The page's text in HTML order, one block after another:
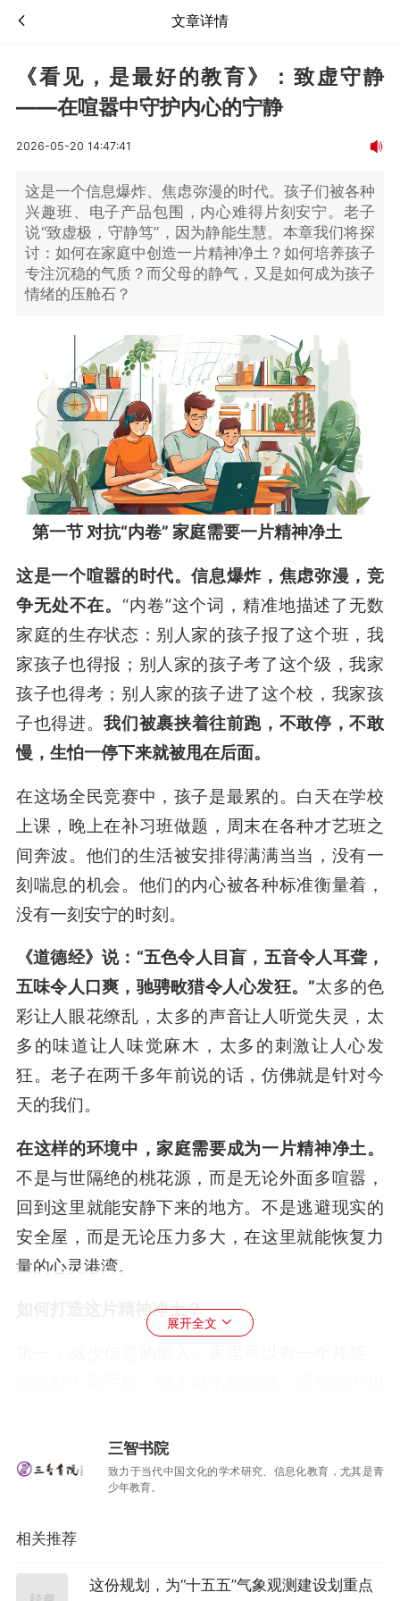
文章详情
《看见，是最好的教育》：致虚守静
——在喧嚣中守护内心的宁静
2026-05-20 14:47:41
这是一个信息爆炸、焦虑弥漫的时代。孩子们被各种
兴趣班、电子产品包围，内心难得片刻安宁。老子
说“致虚极，守静笃”，因为静能生慧。本章我们将探
讨：如何在家庭中创造一片精神净土？如何培养孩子
专注沉稳的气质？而父母的静气，又是如何成为孩子
情绪的压舱石？
第一节 对抗“内卷” 家庭需要一片精神净土
这是一个喧嚣的时代。信息爆炸，焦虑弥漫，竞
争无处不在。 “内卷”这个词，精准地描述了无数
家庭的生存状态：别人家的孩子报了这个班，我
家孩子也得报；别人家的孩子考了这个级，我家
孩子也得考；别人家的孩子进了这个校，我家孩
子也得进。我们被裹挟着往前跑，不敢停，不敢
慢，生怕一停下来就被甩在后面。
在这场全民竞赛中，孩子是最累的。白天在学校
上课，晚上在补习班做题，周末在各种才艺班之
间奔波。他们的生活被安排得满满当当，没有一
刻喘息的机会。他们的内心被各种标准衡量着，
没有一刻安宁的时刻。
《道德经》说：“五色令人目盲，五音令人耳聋，
五味令人口爽，驰骋畋猎令人心发狂。”太多的色
彩让人眼花缭乱，太多的声音让人听觉失灵，太
多的味道让人味觉麻木，太多的刺激让人心发
狂。老子在两千多年前说的话，仿佛就是针对今
天的我们。
在这样的环境中，家庭需要成为一片精神净土。
不是与世隔绝的桃花源，而是无论外面多喧嚣，
回到这里就能安静下来的地方。不是逃避现实的
安全屋，而是无论压力多大，在这里就能恢复力
量的心灵港湾。
如何打造这片精神净土？
家成为一个可以“断联”的地方。没有外界的噪
音，才能听见内心的声音。
全家人的手机都放在客厅的篮子里，谁都不准
动。刚开始孩子很不习惯，总觉得缺了什么。慢
展开全文
三智书院
致力于当代中国文化的学术研究、信息化教育，尤其是青
少年教育。
相关推荐
这份规划，为“十五五”气象观测建设划重点